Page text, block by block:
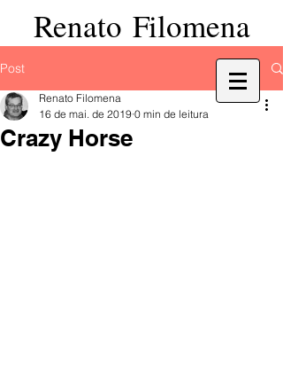
Renato Filomena
Post
Crazy Horse
Renato Filomena
16 de mai. de 2019 0 min de leitura